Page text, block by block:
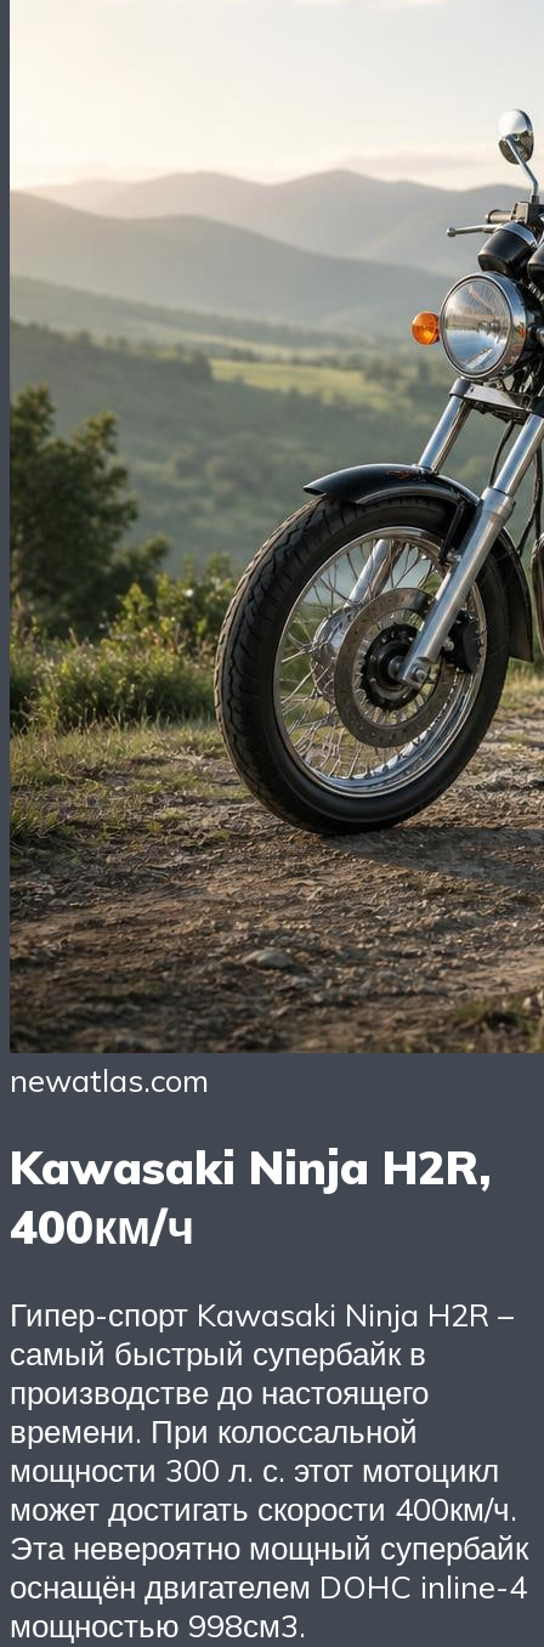
newatlas.com
Kawasaki Ninja H2R,
400км/ч
Гипер-спорт Kawasaki Ninja H2R –
самый быстрый супербайк в
производстве до настоящего
времени. При колоссальной
мощности 300 л. с. этот мотоцикл
может достигать скорости 400км/ч.
Эта невероятно мощный супербайк
оснащён двигателем DOHC inline-4
мощностью 998см3.